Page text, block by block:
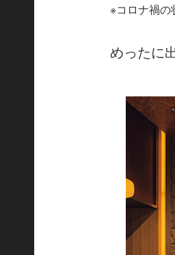
※コロナ禍の
めったに